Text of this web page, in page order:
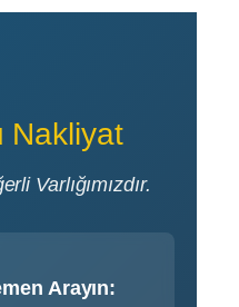
Nakliyat
Varlığımızdır.
Arayın: